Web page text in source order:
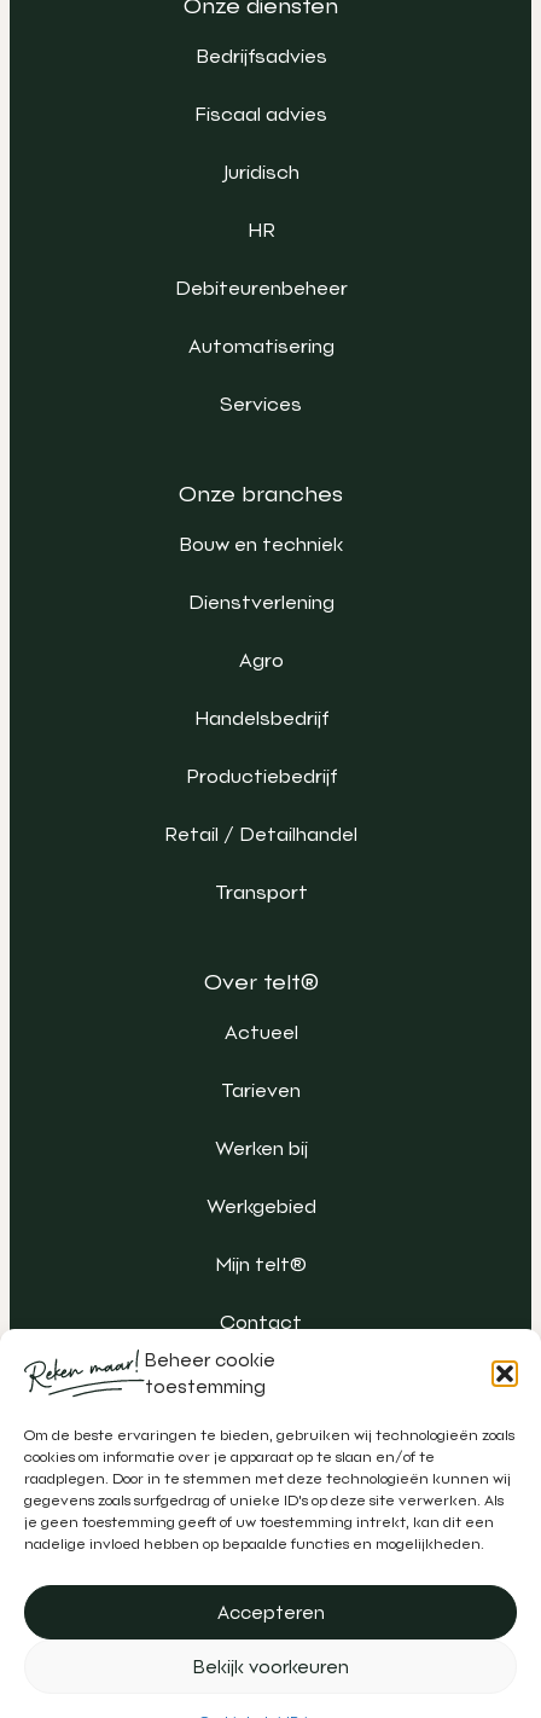
Beheer cookie
toestemming
Om de beste ervaringen te bieden, gebruiken wij technologieën zoals
cookies om informatie over je apparaat op te slaan en/of te
raadplegen. Door in te stemmen met deze technologieën kunnen wij
gegevens zoals surfgedrag of unieke ID's op deze site verwerken. Als
je geen toestemming geeft of uw toestemming intrekt, kan dit een
nadelige invloed hebben op bepaalde functies en mogelijkheden.
Accepteren
Bekijk voorkeuren
Onze diensten
Bedrijfsadvies
Fiscaal advies
Juridisch
HR
Debiteurenbeheer
Automatisering
Services
Onze branches
Bouw en techniek
Dienstverlening
Agro
Handelsbedrijf
Productiebedrijf
Retail / Detailhandel
Transport
Over telt®
Actueel
Tarieven
Werken bij
Werkgebied
Mijn telt®
Contact
Algemene voorwaarden
Klachtenregeling
Privacy
Disclaimer